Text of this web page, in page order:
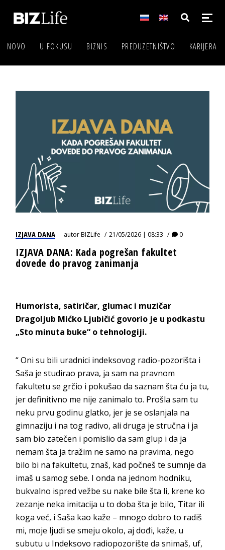
NOVO U FOKUSU BIZNIS PREDUZETNIŠTVO KARIJERA
IZJAVA DANA autorBIZLife 21/05/2026 | 08:33 0
IZJAVA DANA: Kada pogrešan fakultet
dovede do pravog zanimanja
Humorista, satiričar, glumac i muzičar
Dragoljub Mićko Ljubičić govorio je u podkastu
„Sto minuta buke“ o tehnologiji.
“ Oni su bili uradnici indeksovog radio-pozorišta i
Saša je studirao prava, ja sam na pravnom
fakultetu se grčio i pokušao da saznam šta ću ja tu,
jer definitivno me nije zanimalo to. Prošla sam tu
neku prvu godinu glatko, jer je se oslanjala na
gimnaziju i na tog radivo, ali druga je stručna i ja
sam bio zatečen i pomislio da sam glup i da ja
nemam šta ja tražim ne samo na pravima, nego
bilo bi na fakultetu, znaš, kad počneš te sumnje da
imaš u samog sebe. I onda na jednom hodniku,
bukvalno ispred vežbe su nake bile šta li, krene ko
zezanje neka imitacija u to doba šta je bilo, Titar ili
koga već, i Saša kao kaže – mnogo dobro to radiš
mi, moje ljudi se smeju okolo, aj dođi, kaže, u
subutu u Indeksovo radiopozorište da snimaš, uf,